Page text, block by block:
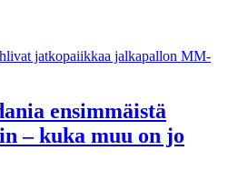
ensimmäistä
– kuka muu on jo